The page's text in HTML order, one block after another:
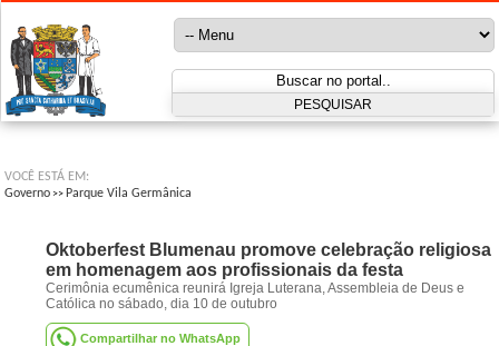
VOCÊ ESTÁ EM:
Governo >> Parque Vila Germânica
Oktoberfest Blumenau promove celebração religiosa
em homenagem aos profissionais da festa
Cerimônia ecumênica reunirá Igreja Luterana, Assembleia de Deus e
Católica no sábado, dia 10 de outubro
Compartilhar no WhatsApp